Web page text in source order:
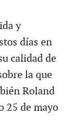
y
días en
calidad de
la que
Roland
25 de mayo